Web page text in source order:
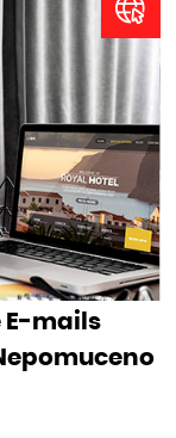
E-mails